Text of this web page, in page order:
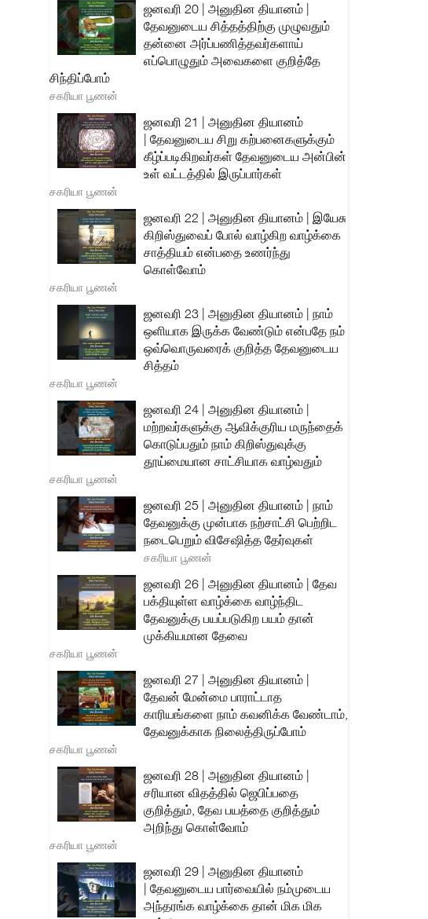
ஜனவரி 20 | அனுதின தியானம் |
தேவனுடைய சித்தத்திற்கு முழுவதும்
தன்னை அர்ப்பணித்தவர்களாய்
எப்பொழுதும் அவைகளை குறித்தே
சிந்திப்போம்
சகரியா பூணன்
ஜனவரி 21 | அனுதின தியானம்
| தேவனுடைய சிறு கற்பனைகளுக்கும்
கீழ்ப்படிகிறவர்கள் தேவனுடைய அன்பின்
உள் வட்டத்தில் இருப்பார்கள்
சகரியா பூணன்
ஜனவரி 22 | அனுதின தியானம் | இயேசு
கிறிஸ்துவைப் போல் வாழ்கிற வாழ்க்கை
சாத்தியம் என்பதை உணர்ந்து
கொள்வோம்
சகரியா பூணன்
ஜனவரி 23 | அனுதின தியானம் | நாம்
ஒளியாக இருக்க வேண்டும் என்பதே நம்
ஒவ்வொருவரைக் குறித்த தேவனுடைய
சித்தம்
சகரியா பூணன்
ஜனவரி 24 | அனுதின தியானம் |
மற்றவர்களுக்கு ஆவிக்குரிய மருந்தைக்
கொடுப்பதும் நாம் கிறிஸ்துவுக்கு
தூய்மையான சாட்சியாக வாழ்வதும்
சகரியா பூணன்
ஜனவரி 25 | அனுதின தியானம் | நாம்
தேவனுக்கு முன்பாக நற்சாட்சி பெற்றிட
நடைபெறும் விசேஷித்த தேர்வுகள்
சகரியா பூணன்
ஜனவரி 26 | அனுதின தியானம் | தேவ
பக்தியுள்ள வாழ்க்கை வாழ்ந்திட
தேவனுக்கு பயப்படுகிற பயம் தான்
முக்கியமான தேவை
சகரியா பூணன்
ஜனவரி 27 | அனுதின தியானம் |
தேவன் மேன்மை பாராட்டாத
காரியங்களை நாம் கவனிக்க வேண்டாம்,
தேவனுக்காக நிலைத்திருப்போம்
சகரியா பூணன்
ஜனவரி 28 | அனுதின தியானம் |
சரியான விதத்தில் ஜெபிப்பதை
குறித்தும், தேவ பயத்தை குறித்தும்
அறிந்து கொள்வோம்
சகரியா பூணன்
ஜனவரி 29 | அனுதின தியானம்
| தேவனுடைய பார்வையில் நம்முடைய
அந்தரங்க வாழ்க்கை தான் மிக மிக